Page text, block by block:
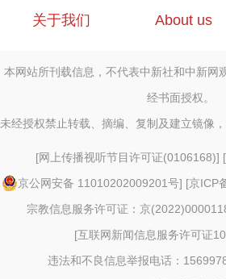
关于我们 About us
本网站所刊载信息，不代表中新社和中新网
经书面授权。
未经授权禁止转载、摘编、复制及建立镜像
[网上传播视听节目许可证(0106168)] [
京公网安备 11010202009201号] [京ICP
宗教信息服务许可证：京
[互联网新闻信息服务许可证
违法和不良信息举报电话：